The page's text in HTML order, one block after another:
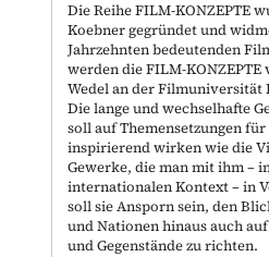
Die Reihe FILM-KONZEPTE
Koebner gegründet und
Jahrzehnten bedeutenden
werden die FILM-
Wedel an der Filmuniversität
Die lange und wechselhafte
soll auf Themensetzungen
inspirierend wirken wie die
Gewerke, die man mit ihm –
internationalen Kontext – in
soll sie Ansporn sein, den
und Nationen hinaus auch
und Gegenstände zu richten.